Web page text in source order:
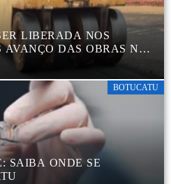
LIBERADA NOS
AVANÇO DAS OBRAS NA
BOTUCATU
SAIBA ONDE SE